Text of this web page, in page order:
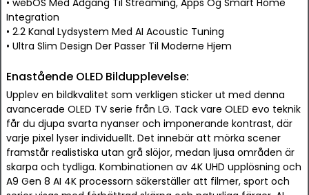
• webOS Med Adgang Til Streaming, Apps Og Smart Home
Integration
• 2.2 Kanal Lydsystem Med AI Acoustic Tuning
• Ultra Slim Design Der Passer Til Moderne Hjem
Enastående OLED Bildupplevelse:
Upplev en bildkvalitet som verkligen sticker ut med denna
avancerade OLED TV serie från LG. Tack vare OLED evo teknik
får du djupa svarta nyanser och imponerande kontrast, där
varje pixel lyser individuellt. Det innebär att mörka scener
framstår realistiska utan grå slöjor, medan ljusa områden är
skarpa och tydliga. Kombinationen av 4K UHD upplösning och
A9 Gen 8 AI 4K processorn säkerställer att filmer, sport och